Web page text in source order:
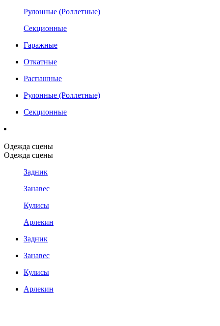
Рулонные (Роллетные)
Секционные
Гаражные
Откатные
Распашные
Рулонные (Роллетные)
Секционные
Одежда сцены
Одежда сцены
Задник
Занавес
Кулисы
Арлекин
Задник
Занавес
Кулисы
Арлекин